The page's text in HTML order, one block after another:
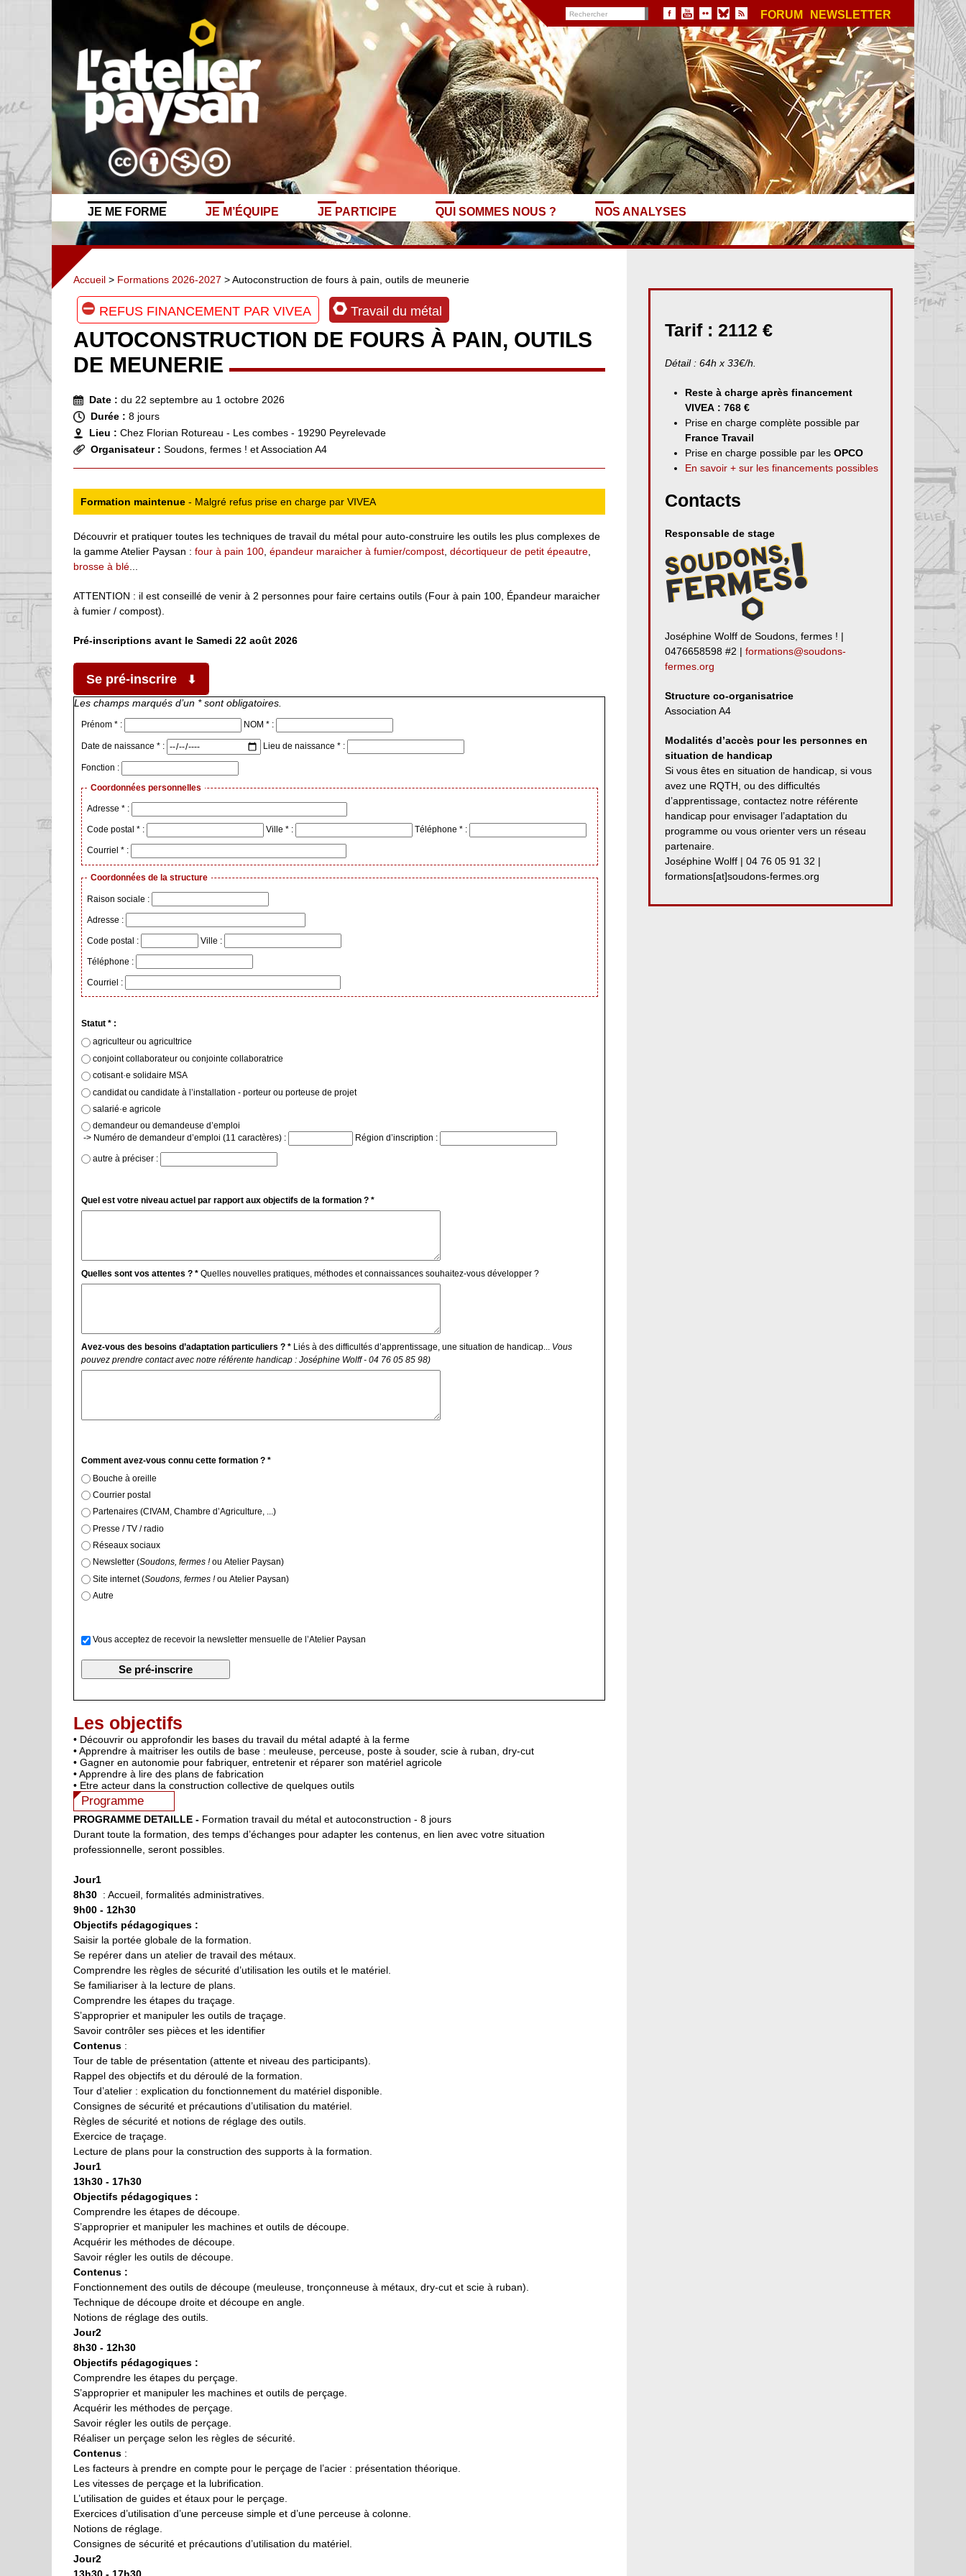
FORUM NEWSLETTER
JE ME FORME JE M’ÉQUIPE JE PARTICIPE QUI SOMMES NOUS ? NOS ANALYSES
Accueil > Formations 2026-2027 > Autoconstruction de fours à pain, outils de meunerie
REFUS FINANCEMENT PAR VIVEA Travail du métal
AUTOCONSTRUCTION DE FOURS À PAIN, OUTILS
DE MEUNERIE
Date : du 22 septembre au 1 octobre 2026
Durée : 8 jours
Lieu : Chez Florian Rotureau - Les combes - 19290 Peyrelevade
Organisateur : Soudons, fermes ! et Association A4
Formation maintenue - Malgré refus prise en charge par VIVEA
Découvrir et pratiquer toutes les techniques de travail du métal pour auto-construire les outils les plus complexes de
la gamme Atelier Paysan : four à pain 100 épandeur maraicher à fumier/compost décortiqueur de petit épeautre
brosse à blé
ATTENTION : il est conseillé de venir à 2 personnes pour faire certains outils (Four à pain 100, Épandeur maraicher
à fumier / compost).
Pré-inscriptions avant le Samedi 22 août 2026
Se pré-inscrire
Les champs marqués d’un * sont obligatoires.
Prénom * : NOM * :
Date de naissance * : Lieu de naissance * :
Fonction :
Coordonnées personnelles
Adresse * :
Code postal * : Ville * : Téléphone * :
Courriel * :
Coordonnées de la structure
Raison sociale :
Adresse :
Code postal : Ville :
Téléphone :
Courriel :
Statut * :
agriculteur ou agricultrice
conjoint collaborateur ou conjointe collaboratrice
cotisant·e solidaire MSA
candidat ou candidate à l’installation - porteur ou porteuse de projet
salarié·e agricole
demandeur ou demandeuse d’emploi
-> Numéro de demandeur d’emploi (11 caractères) :
Région d’inscription :
autre à préciser :
Quel est votre niveau actuel par rapport aux objectifs de la formation ? *
Quelles sont vos attentes ? *Quelles nouvelles pratiques, méthodes et connaissances souhaitez-vous développer ?
Avez-vous des besoins d’adaptation particuliers ? *Liés à des difficultés d’apprentissage, une situation de handicap...
Vous
pouvez prendre contact avec notre référente handicap : Joséphine Wolff - 04 76 05 85 98)
Comment avez-vous connu cette formation ? *
Bouche à oreille
Courrier postal
Partenaires (CIVAM, Chambre d’Agriculture, ...)
Presse / TV / radio
Réseaux sociaux
Newsletter (Soudons, fermes !ou Atelier Paysan)
Site internet (Soudons, fermes !ou Atelier Paysan)
Autre
Vous acceptez de recevoir la newsletter mensuelle de l’Atelier Paysan
Les objectifs
• Découvrir ou approfondir les bases du travail du métal adapté à la ferme
• Apprendre à maitriser les outils de base : meuleuse, perceuse, poste à souder, scie à ruban, dry-cut
• Gagner en autonomie pour fabriquer, entretenir et réparer son matériel agricole
• Apprendre à lire des plans de fabrication
• Etre acteur dans la construction collective de quelques outils
Programme
PROGRAMME DETAILLE - Formation travail du métal et autoconstruction - 8 jours
Durant toute la formation, des temps d’échanges pour adapter les contenus, en lien avec votre situation
professionnelle, seront possibles.
Jour1
8h30 : Accueil, formalités administratives.
9h00 - 12h30
Objectifs pédagogiques :
Saisir la portée globale de la formation.
Se repérer dans un atelier de travail des métaux.
Comprendre les règles de sécurité d’utilisation les outils et le matériel.
Se familiariser à la lecture de plans.
Comprendre les étapes du traçage.
S’approprier et manipuler les outils de traçage.
Savoir contrôler ses pièces et les identifier
Contenus :
Tour de table de présentation (attente et niveau des participants).
Rappel des objectifs et du déroulé de la formation.
Tour d’atelier : explication du fonctionnement du matériel disponible.
Consignes de sécurité et précautions d’utilisation du matériel.
Règles de sécurité et notions de réglage des outils.
Exercice de traçage.
Lecture de plans pour la construction des supports à la formation.
Jour1
13h30 - 17h30
Objectifs pédagogiques :
Comprendre les étapes de découpe.
S’approprier et manipuler les machines et outils de découpe.
Acquérir les méthodes de découpe.
Savoir régler les outils de découpe.
Contenus :
Fonctionnement des outils de découpe (meuleuse, tronçonneuse à métaux, dry-cut et scie à ruban).
Technique de découpe droite et découpe en angle.
Notions de réglage des outils.
Jour2
8h30 - 12h30
Objectifs pédagogiques :
Comprendre les étapes du perçage.
S’approprier et manipuler les machines et outils de perçage.
Acquérir les méthodes de perçage.
Savoir régler les outils de perçage.
Réaliser un perçage selon les règles de sécurité.
Contenus :
Les facteurs à prendre en compte pour le perçage de l’acier : présentation théorique.
Les vitesses de perçage et la lubrification.
L’utilisation de guides et étaux pour le perçage.
Exercices d’utilisation d’une perceuse simple et d’une perceuse à colonne.
Notions de réglage.
Consignes de sécurité et précautions d’utilisation du matériel.
Jour2
Tarif : 2112 €
Détail : 64h x 33€/h.
Reste à charge après financement
VIVEA : 768 €
Prise en charge complète possible par
France Travail
Prise en charge possible par lesOPCO
En savoir + sur les financements possibles
Contacts
Responsable de stage
Joséphine Wolff de Soudons, fermes ! |
0476658598 #2 | formations@soudons-
fermes.org
Structure co-organisatrice
Association A4
Modalités d’accès pour les personnes en
situation de handicap
Si vous êtes en situation de handicap, si vous
avez une RQTH, ou des difficultés
d’apprentissage, contactez notre référente
handicap pour envisager l’adaptation du
programme ou vous orienter vers un réseau
partenaire.
Joséphine Wolff | 04 76 05 91 32 |
formations[at]soudons-fermes.org